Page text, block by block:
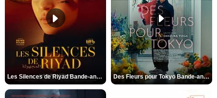
Les Silences de Riyad Bande-annonce VO STFR Des Fleurs pour Tokyo Bande-annonce VO STFR